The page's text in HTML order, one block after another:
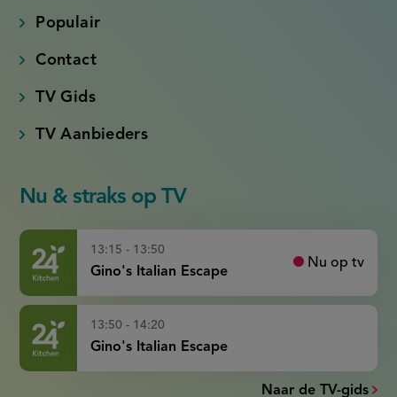
Populair
Contact
TV Gids
TV Aanbieders
Nu & straks op TV
13:15 - 13:50
Gino's Italian Escape
Nu op tv
13:50 - 14:20
Gino's Italian Escape
Naar de TV-gids